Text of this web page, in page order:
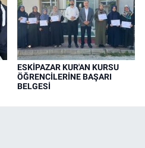
ESKİPAZAR KUR'AN KURSU
ÖĞRENCİLERİNE BAŞARI
BELGESİ